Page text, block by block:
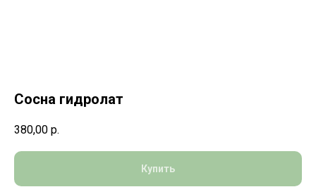
Сосна гидролат
380,00 р.
Купить